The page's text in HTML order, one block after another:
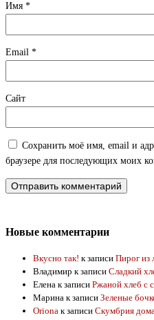
Имя *
Email *
Сайт
Сохранить моё имя, email и
браузере для последующих моих
Новые комментарии
Вкусно так! к записи Пирог из
Владимир к записи Сладкий
Елена к записи Ржаной хлеб с
Марина к записи Зеленые
Oriona к записи Скумбрия